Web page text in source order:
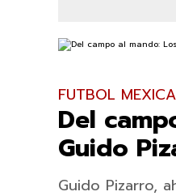
FUTBOL
Del
Guido
Guido Pizarro,